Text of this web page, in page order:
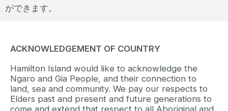
ができます。
ACKNOWLEDGEMENT OF COUNTRY
Hamilton Island would like to acknowledge the
Ngaro and Gia People, and their connection to
land, sea and community. We pay our respects to
Elders past and present and future generations to